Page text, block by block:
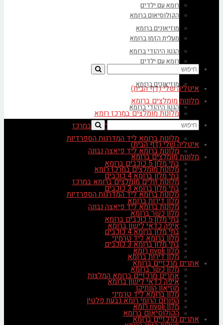
רומא עם ילדים
מוזיאונים ברומא
הגטו היהודי ברומא
איטליה שלי (דף הבית)
מלונות מומלצים ברומא
מלונות מומלצים במרכז רומא
מלונות זולים מומלצים ברומא במרכז
מלונות ברומא ליד המדרגות הספרדיות
מלונות ברומא ליד פיאצה נבונה
בתי מלון 5 כוכבים ברומא
בתי מלון ברומא 4 כוכבים
בתי מלון ברומא 3 כוכבים
מלון דירות ברומא
מלון כשר ברומא
איפה כדאי לישון ברומא
מלון ברומא ליד טרמיני
מלון rivoli רומא
אתרים מרכזיים ברומא
אתרים מרכזיים ברומא המלצות
מוזיאון הוותיקן
הפורום הרומי רומא גבעת פלטין
הקולוסיאום ברומא
הקולוסיאום ברומא
מעלית הזמן ברומא
רומא עם ילדים
מוזיאונים ברומא
הגטו היהודי ברומא
איטליה שלי (דף הבית)
מלונות מומלצים ברומא
מלונות מומלצים במרכז רומא
מלונות זולים מומלצים ברומא במרכז
מלונות ברומא ליד המדרגות הספרדיות
מלונות ברומא ליד פיאצה נבונה
בתי מלון 5 כוכבים ברומא
בתי מלון ברומא 4 כוכבים
בתי מלון ברומא 3 כוכבים
מלון דירות ברומא
מלון כשר ברומא
איפה כדאי לישון ברומא
מלון ברומא ליד טרמיני
מלון rivoli רומא
אתרים מרכזיים ברומא